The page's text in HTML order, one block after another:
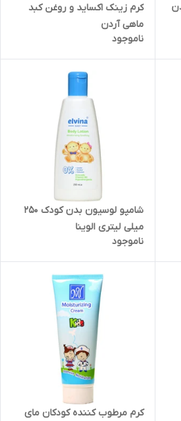
کرم زینک اکساید و روغن کبد
ماهی آردن
ناموجود
شامپو لوسیون بدن کودک 250
میلی لیتری الوینا
ناموجود
کرم مرطوب کننده کودکان مای